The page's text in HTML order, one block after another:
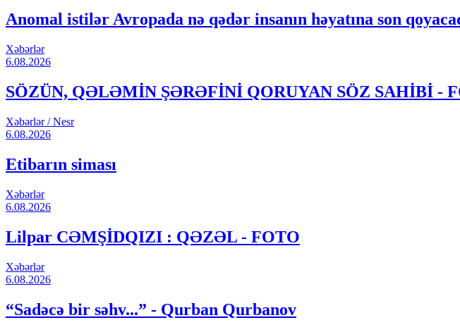
Anomal istilər Avropada nə qədər insanın həyatına son
Xəbərlər
6.08.2026
SÖZÜN, QƏLƏMİN ŞƏRƏFİNİ QORUYAN SÖZ SAHİBİ -
Xəbərlər / Nesr
6.08.2026
Etibarın siması
Xəbərlər
6.08.2026
Lilpar CƏMŞİDQIZI : QƏZƏL - FOTO
Xəbərlər
6.08.2026
“Sadəcə bir səhv...” - Qurban Qurbanov